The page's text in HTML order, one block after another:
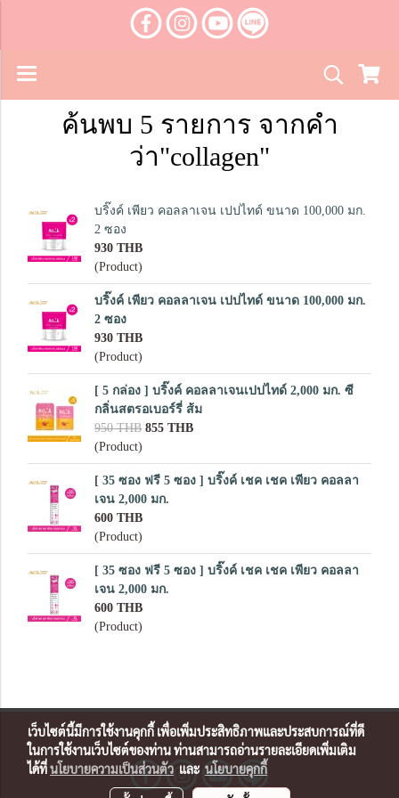
ค้นพบ 5 รายการ จากคำ
ว่า"collagen"
บริ๊งค์ เพียว คอลลาเจน เปปไทด์ ขนาด 100,000 มก.
2 ซอง
930 THB
(Product)
บริ๊งค์ เพียว คอลลาเจน เปปไทด์ ขนาด 100,000 มก.
2 ซอง
930 THB
(Product)
[ 5 กล่อง ] บริ๊งค์ คอลลาเจนเปปไทด์ 2,000 มก. ซี
กลิ่นสตรอเบอร์รี่ ส้ม
950 THB 855 THB
(Product)
[ 35 ซอง ฟรี 5 ซอง ] บริ๊งค์ เชค เชค เพียว คอลลา
เจน 2,000 มก.
600 THB
(Product)
[ 35 ซอง ฟรี 5 ซอง ] บริ๊งค์ เชค เชค เพียว คอลลา
เจน 2,000 มก.
600 THB
(Product)
เว็บไซต์นี้มีการใช้งานคุกกี้ เพื่อเพิ่มประสิทธิภาพและประสบการณ์ที่ดี
ในการใช้งานเว็บไซต์ของท่าน ท่านสามารถอ่านรายละเอียดเพิ่มเติม
ได้ที่นโยบายความเป็นส่วนตัว และ นโยบายคุกกี้